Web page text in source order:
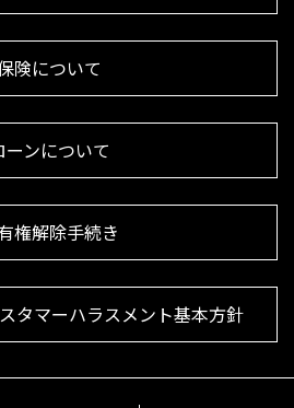
険について
ーンについて
権解除手続き
タマーハラスメント基本方針